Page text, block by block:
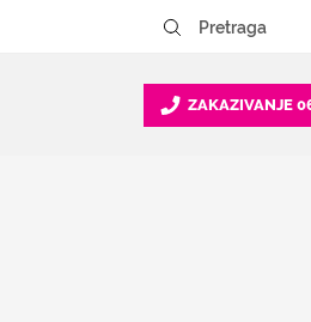
ZAKAZIVANJE